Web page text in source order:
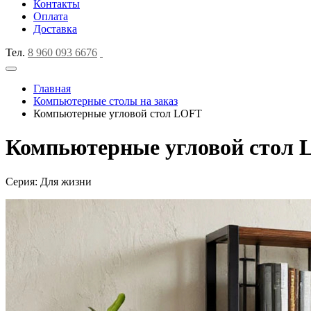
Контакты
Оплата
Доставка
Тел. 8 960 093 6676
Главная
Компьютерные столы на заказ
Компьютерные угловой стол LOFT
Компьютерные угловой стол
Серия: Для жизни